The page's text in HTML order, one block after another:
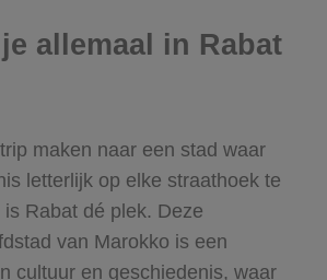
allemaal in Rabat
maken naar een stad waar
letterlijk op elke straathoek te
Rabat dé plek. Deze
van Marokko is een
cultuur en geschiedenis, waar